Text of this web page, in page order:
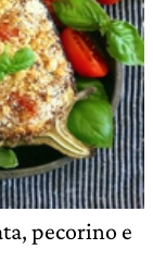
pecorino e